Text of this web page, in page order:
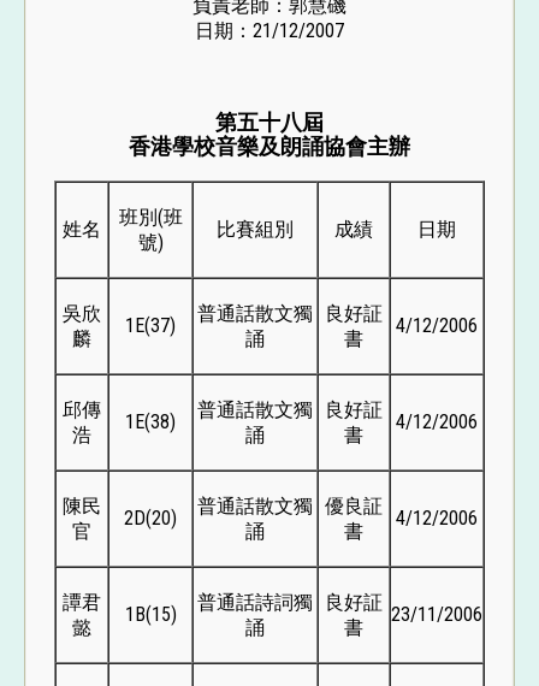
負責老師：郭慧磯
日期：21/12/2007
第五十八屆
香港學校音樂及朗誦協會主辦
姓名
班別(班
號)
比賽組別 成績 日期
吳欣
麟
1E(37)
普通話散文獨
誦
良好証
書
4/12/2006
邱傳
浩
1E(38)
普通話散文獨
誦
良好証
書
4/12/2006
陳民
官
2D(20)
普通話散文獨
誦
優良証
書
4/12/2006
譚君
懿
1B(15)
普通話詩詞獨
誦
良好証
書
23/11/2006